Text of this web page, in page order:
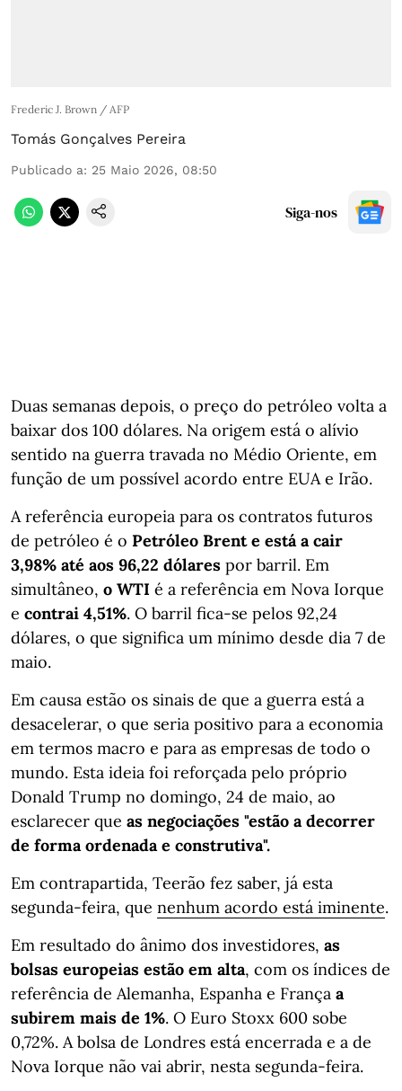
Frederic J. Brown / AFP
Tomás Gonçalves Pereira
Publicado a: 25 Maio 2026, 08:50
Siga-nos
Duas semanas depois, o preço do petróleo volta a
baixar dos 100 dólares. Na origem está o alívio
sentido na guerra travada no Médio Oriente, em
função de um possível acordo entre EUA e Irão.
A referência europeia para os contratos futuros
de petróleo é o Petróleo Brent e está a cair
3,98% até aos 96,22 dólares por barril. Em
simultâneo, o WTI é a referência em Nova Iorque
e contrai 4,51%. O barril fica-se pelos 92,24
dólares, o que significa um mínimo desde dia 7 de
maio.
Em causa estão os sinais de que a guerra está a
desacelerar, o que seria positivo para a economia
em termos macro e para as empresas de todo o
mundo. Esta ideia foi reforçada pelo próprio
Donald Trump no domingo, 24 de maio, ao
esclarecer que as negociações "estão a decorrer
de forma ordenada e construtiva".
Em contrapartida, Teerão fez saber, já esta
segunda-feira, que nenhum acordo está iminente.
Em resultado do ânimo dos investidores, as
bolsas europeias estão em alta, com os índices de
referência de Alemanha, Espanha e França a
subirem mais de 1%. O Euro Stoxx 600 sobe
0,72%. A bolsa de Londres está encerrada e a de
Nova Iorque não vai abrir, nesta segunda-feira.